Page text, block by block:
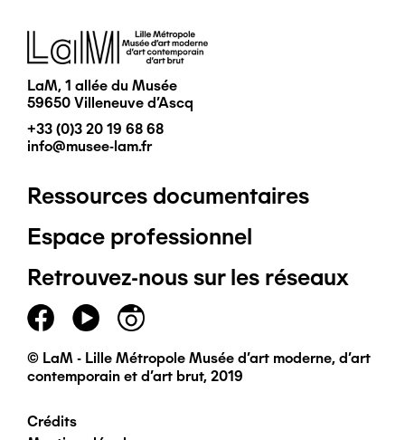
Image
LaM, 1 allée du Musée
59650 Villeneuve d'Ascq
+33 (0)3 20 19 68 68
info@musee-lam.fr
Pied
de
page
principal
Ressources documentaires
Espace professionnel
Retrouvez-nous sur les réseaux
© LaM - Lille Métropole Musée d'art moderne, d'art
contemporain et d'art brut, 2019
Crédits